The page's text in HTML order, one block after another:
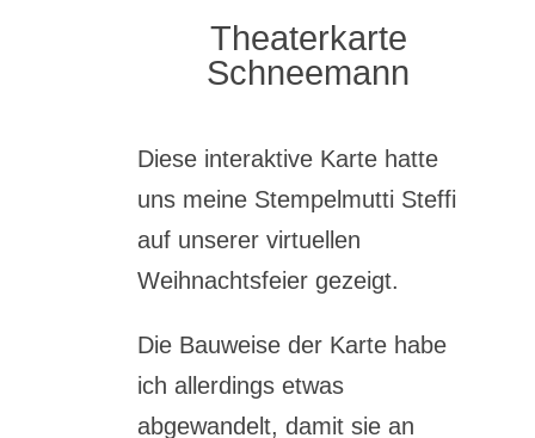
Theaterkarte
Schneemann
Diese interaktive Karte hatte
uns meine Stempelmutti Steffi
auf unserer virtuellen
Weihnachtsfeier gezeigt.
Die Bauweise der Karte habe
ich allerdings etwas
abgewandelt, damit sie an